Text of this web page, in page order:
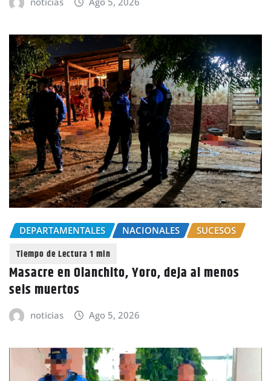
DEPARTAMENTALES NACIONALES SUCESOS
Masacre en Olanchito, Yoro, deja al menos
seis muertos
noticias Ago 5, 2026